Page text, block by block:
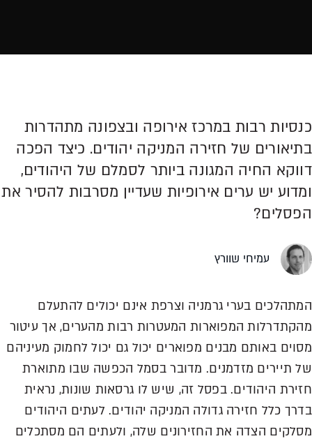
כנסיות רבות במרכז אירופה ובצפונה מתהדרות
בתיאורים של חזירה המניקה יהודים. כיצד הפכה
דווקא החיה המגונה ביותר לסמלם של היהודים,
ומדוע יש ערים אירופיות שעדיין מסרבות להסיר את
הפסלים?
עמיחי שוורץ
המתהלכים בערי גרמניה וצרפת אינם יכולים להתעלם
מהקתדרלות המפוארות המעטרות רבות מהערים, אך עיטור
מסוים באותם מבנים מפוארים יכול גם יכול לחמוק מעיניהם
של תיירים מזדמנים. מדובר בסמל הכפשה שבו מתוארת
חזירת היהודים. בפסל זה, שיש לו גרסאות שונות, נראית
בדרך כלל חזירה גדולה המניקה יהודים. לעתים היהודים
מסלקים הצדה את החזירונים שלה, ולעתים הם מסתכלים